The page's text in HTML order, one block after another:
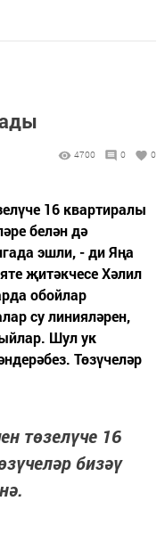
4700 0 0
16 квартиралы
белән дә
эшли, - ди Яңа
җитәкчесе Хәлил
обойлар
су линияләрен,
Шул ук
Төзүчеләр
төзелүче 16
бизәү